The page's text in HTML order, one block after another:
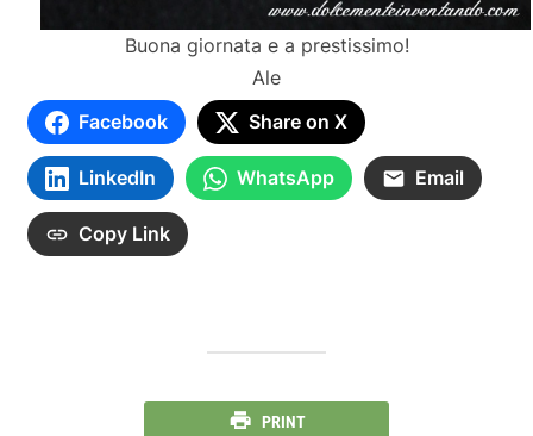
Buona giornata e a prestissimo!
Ale
Facebook
Share on X
LinkedIn WhatsApp Email
Copy Link
PRINT